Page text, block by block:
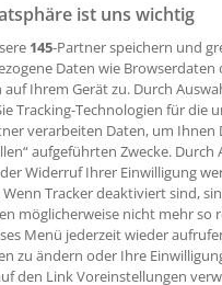
innovative
denn der breite Markt
einlegen.
ist die weltweite
denn die verspricht
Wachstum.
dabei China: Im Reich
nach offiziellen
rund 350 Milliarden
ist uns wichtig
145-Partner speichern und
Daten wie
auf Ihrem Gerät zu. Durch
Tracking-Technologien für die
verarbeiten Daten, um Ihnen
aufgeführten Zwecke. Durch
Widerruf Ihrer Einwilligung
Tracker deaktiviert sind,
möglicherweise nicht mehr so
Menü jederzeit wieder
zu ändern oder Ihre
den Link Voreinstellungen